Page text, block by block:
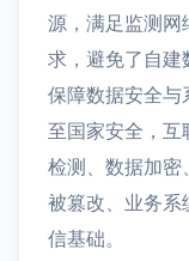
源，满足监测网
求，避免了自建
保障数据安全与
至国家安全，互
检测、数据加密
被篡改、业务系
信基础。